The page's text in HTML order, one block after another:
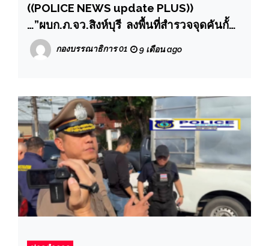
((POLICE NEWS update PLUS))
…”ผบก.ภ.จว.สิงห์บุรี ลงพื้นที่สำรวจจุดคันกั้น
น้ำพังน้ำเข้าท่วมบ้านเรือนประชาชน
กองบรรณาธิการ 01 9 เดือน ago